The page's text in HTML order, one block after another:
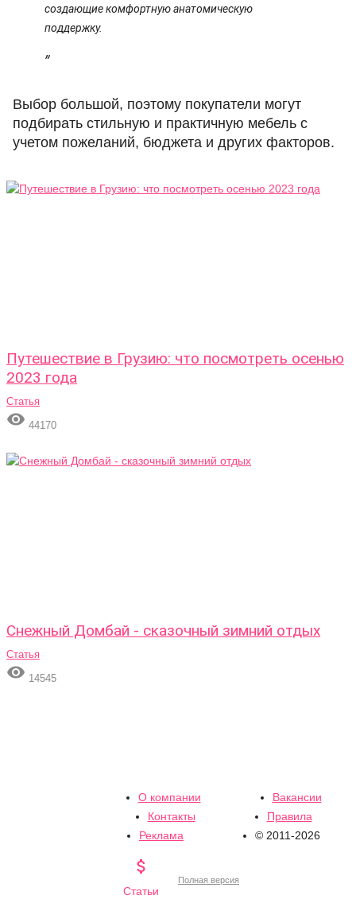
создающие комфортную анатомическую
поддержку.
Выбор большой, поэтому покупатели могут
подбирать стильную и практичную мебель с
учетом пожеланий, бюджета и других факторов.
Путешествие в Грузию: что посмотреть осенью
2023 года
Статья
 44170
Снежный Домбай - сказочный зимний отдых
Статья
 14545
О компании
Вакансии
Контакты
Правила
Реклама
© 2011-2026

Статьи
Полная версия